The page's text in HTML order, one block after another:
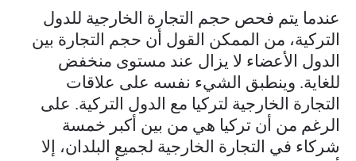
عندما يتم فحص حجم التجارة الخارجية للدول
التركية، من الممكن القول أن حجم التجارة بين
الدول الأعضاء لا يزال عند مستوى منخفض
للغاية. وينطبق الشيء نفسه على علاقات
التجارة الخارجية لتركيا مع الدول التركية. على
الرغم من أن تركيا هي من بين أكبر خمسة
شركاء في التجارة الخارجية لجميع البلدان، إلا